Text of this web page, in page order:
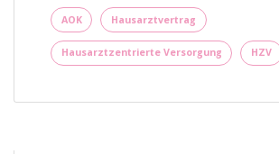
HZV
Hausarztzentrierte
Versorgung“
AOK Hausarztvertrag
Hausarztzentrierte Versorgung HZV